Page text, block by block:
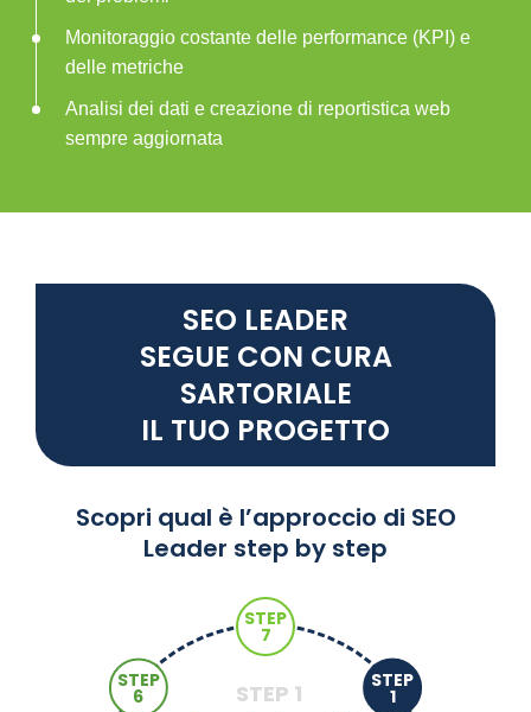
Monitoraggio costante delle performance (KPI) e
delle metriche
Analisi dei dati e creazione di reportistica web
sempre aggiornata
SEO LEADER
SEGUE CON CURA
SARTORIALE
IL TUO PROGETTO
Scopri qual è l’approccio di SEO
Leader step by step
STEP
1
STEP
6
STEP
7
STEP 1